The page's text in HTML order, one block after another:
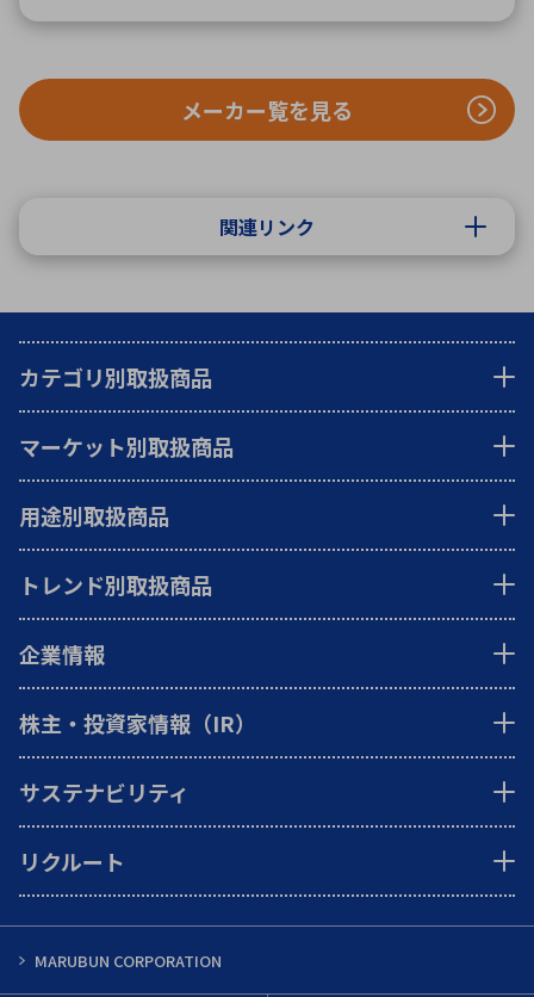
メーカー覧を見る
関連リンク
カテゴリ別取扱商品
マーケット別取扱商品
用途別取扱商品
トレンド別取扱商品
企業情報
株主・投資家情報（IR）
サステナビリティ
リクルート
MARUBUN CORPORATION